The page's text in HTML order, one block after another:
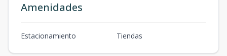
Amenidades
Estacionamiento Tiendas